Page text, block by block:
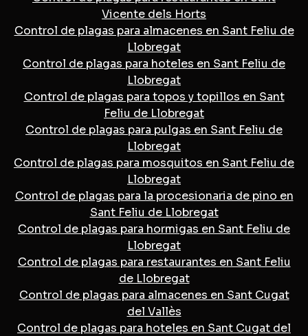
Vicente dels Horts
Control de plagas para almacenes en Sant Feliu de
Llobregat
Control de plagas para hoteles en Sant Feliu de
Llobregat
Control de plagas para topos y topillos en Sant
Feliu de Llobregat
Control de plagas para pulgas en Sant Feliu de
Llobregat
Control de plagas para mosquitos en Sant Feliu de
Llobregat
Control de plagas para la procesionaria de pino en
Sant Feliu de Llobregat
Control de plagas para hormigas en Sant Feliu de
Llobregat
Control de plagas para restaurantes en Sant Feliu
de Llobregat
Control de plagas para almacenes en Sant Cugat
del Vallès
Control de plagas para hoteles en Sant Cugat del